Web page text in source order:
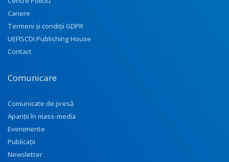
Cariere
Termeni și condiții GDPR
UEFISCDI Publishing House
Contact
Comunicare
Comunicate de presă
Apariţii în mass-media
Evenimente
Publicații
Newsletter